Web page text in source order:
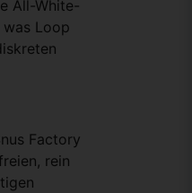
All-White-
Loop
Factory
rein